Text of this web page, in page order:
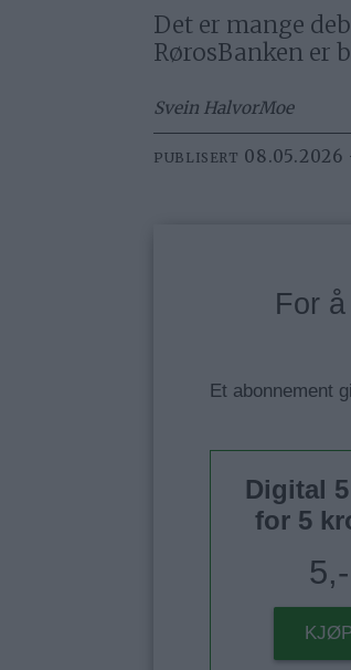
Det er mange
RørosBanken er
Svein HalvorMoe
PUBLISERT
For
Et abonnement
Digital
for 5
5,-